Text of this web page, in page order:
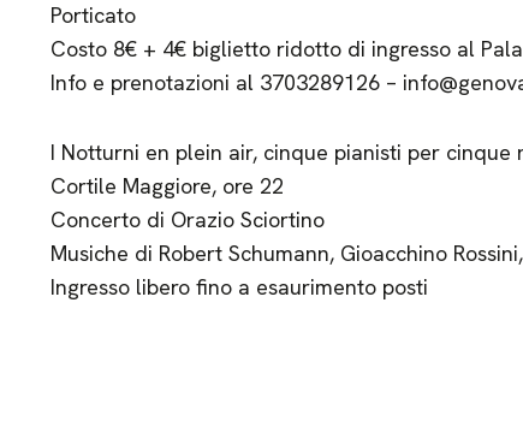
Porticato
Costo 8€ + 4€ biglietto ridotto di ingresso al
Info e prenotazioni al 3703289126 –
I Notturni en plein air, cinque pianisti per cinque
Cortile Maggiore, ore 22
Concerto di Orazio Sciortino
Musiche di Robert Schumann, Gioacchino
Ingresso libero fino a esaurimento posti